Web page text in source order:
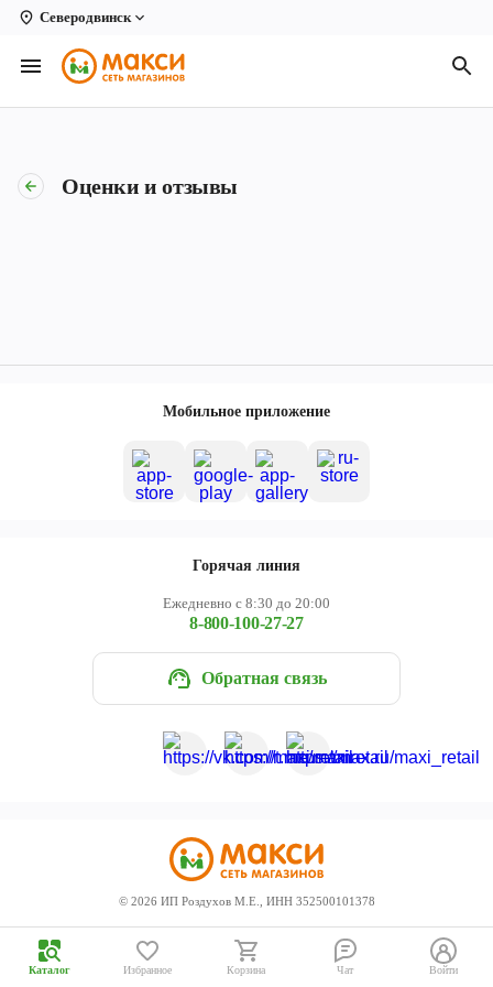
Северодвинск
Вологда
Архангельск
Киров
Новодвинск
Оценки и отзывы
Мобильное приложение
Горячая линия
Ежедневно с 8:30 до 20:00
8-800-100-27-27
Обратная связь
© 2026 ИП Роздухов М.Е., ИНН 352500101378
Каталог Избранное Корзина Чат Войти